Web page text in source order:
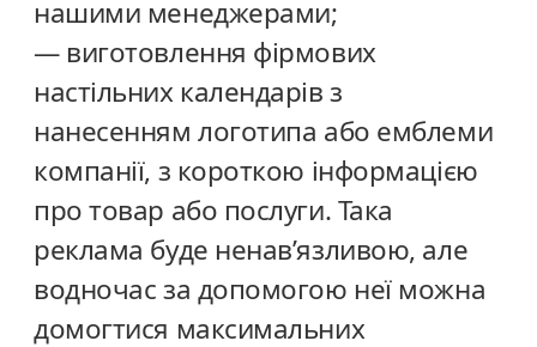
нашими менеджерами;
— виготовлення фірмових
настільних календарів з
нанесенням логотипа або емблеми
компанії, з короткою інформацією
про товар або послуги. Така
реклама буде ненав’язливою, але
водночас за допомогою неї можна
домогтися максимальних